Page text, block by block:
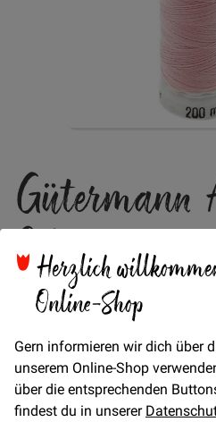
Herzlich
Online-Shop
Gern informieren wir dich über
unserem Online-Shop
über die entsprechenden
findest du in unserer
der
Bildgalerie
springen
Gütermann
Col. 320
Verfügbarkeit Auf Lager
4,95 €